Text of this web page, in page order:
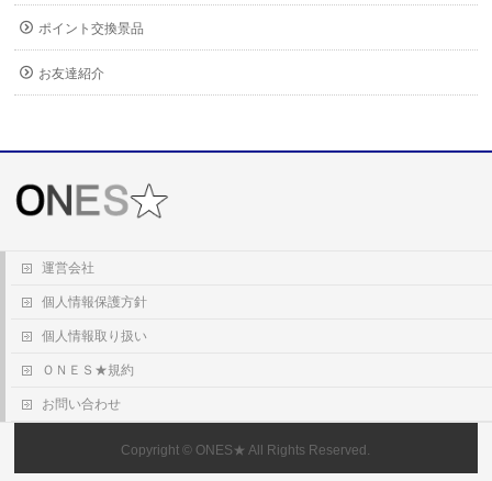
ポイント交換景品
お友達紹介
運営会社
個人情報保護方針
個人情報取り扱い
ＯＮＥＳ★規約
お問い合わせ
Copyright © ONES★ All Rights Reserved.